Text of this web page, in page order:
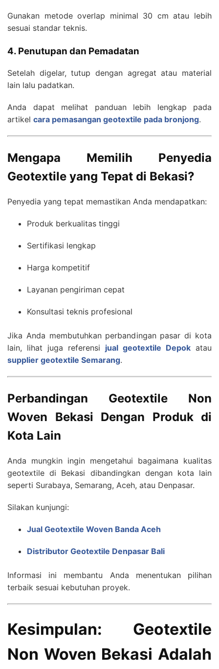
Gunakan metode overlap minimal 30 cm atau lebih
sesuai standar teknis.
4. Penutupan dan Pemadatan
Setelah digelar, tutup dengan agregat atau material
lain lalu padatkan.
Anda dapat melihat panduan lebih lengkap pada
artikel cara pemasangan geotextile pada bronjong.
Mengapa Memilih Penyedia
Geotextile yang Tepat di Bekasi?
Penyedia yang tepat memastikan Anda mendapatkan:
Produk berkualitas tinggi
Sertifikasi lengkap
Harga kompetitif
Layanan pengiriman cepat
Konsultasi teknis profesional
Jika Anda membutuhkan perbandingan pasar di kota
lain, lihat juga referensi jual geotextile Depok atau
supplier geotextile Semarang.
Perbandingan Geotextile Non
Woven Bekasi Dengan Produk di
Kota Lain
Anda mungkin ingin mengetahui bagaimana kualitas
geotextile di Bekasi dibandingkan dengan kota lain
seperti Surabaya, Semarang, Aceh, atau Denpasar.
Silakan kunjungi:
Jual Geotextile Woven Banda Aceh
Distributor Geotextile Denpasar Bali
Informasi ini membantu Anda menentukan pilihan
terbaik sesuai kebutuhan proyek.
Kesimpulan: Geotextile
Non Woven Bekasi Adalah